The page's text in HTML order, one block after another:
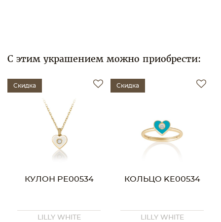
С этим украшением можно приобрести:
Скидка
КУЛОН PE00534
LILLY WHITE
Скидка
КОЛЬЦО KE00534
LILLY WHITE